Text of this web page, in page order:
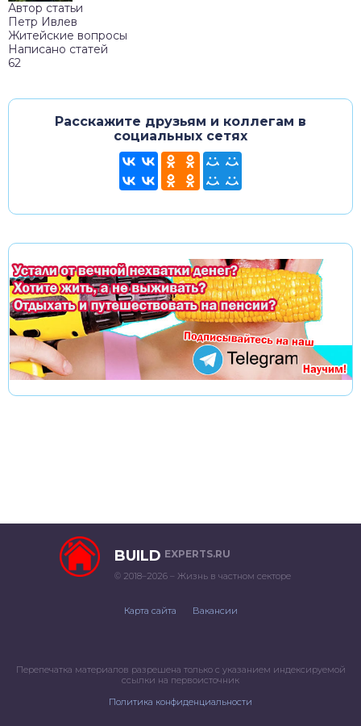
Автор статьи
Петр Ивлев
Житейские вопросы
Написано статей
62
Расскажите друзьям и коллегам в
социальных сетях
BUILD EXPERTS.RU
© 2018–2026 – Жизнь в частном секторе
Карта сайта Вакансии
Перепечатка материалов разрешена только с указанием индексируемой
ссылки на первоисточник
Политика конфиденциальности